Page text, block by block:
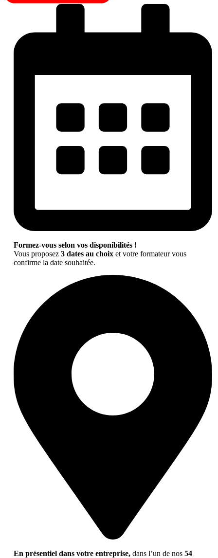
Formez-vous selon vos disponibilités !
Vous proposez 3 dates au choix et votre formateur vous
confirme la date souhaitée.
En présentiel dans votre entreprise, dans l’un de nos 54